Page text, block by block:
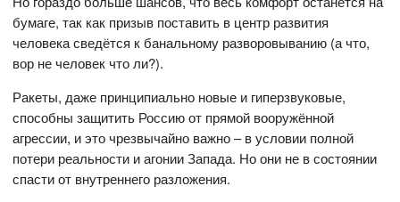
бумаге, так как призыв поставить в центр развития
человека сведётся к банальному разворовыванию (а что,
вор не человек что ли?).
Ракеты, даже принципиально новые и гиперзвуковые,
способны защитить Россию от прямой вооружённой
агрессии, и это чрезвычайно важно – в условии полной
потери реальности и агонии Запада. Но они не в состоянии
спасти от внутреннего разложения.